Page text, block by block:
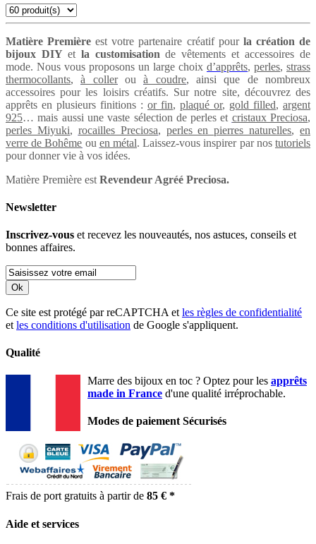
Matière Première est votre partenaire créatif pourla création de
bijoux DIY etla customisation de vêtements et accessoires de
mode. Nous vous proposons un large choix d’apprêts, perles, strass
thermocollants,à collerouà coudre, ainsi que de nombreux
accessoires pour les loisirs créatifs. Sur notre site, découvrez des
apprêts en plusieurs finitions : or fin, plaqué or, gold filled, argent
925… mais aussi une vaste sélection de perles et cristaux Preciosa,
perles Miyuki, rocailles Preciosa, perles en pierres naturelles, en
verre de Bohême ou en métal. Laissez-vous inspirer par nostutoriels
pour donner vie à vos idées.
Matière Première est Revendeur Agréé Preciosa.
Newsletter
Inscrivez-vous et recevez les nouveautés, nos astuces, conseils et
bonnes affaires.
Ok
Ce site est protégé par reCAPTCHA et les règles de confidentialité
et les conditions d'utilisation de Google s'appliquent.
Qualité
Marre des bijoux en toc ? Optez pour les apprêts
made in France d'une qualité irréprochable.
Modes de paiement Sécurisés
Frais de port gratuits à partir de 85 € *
Aide et services